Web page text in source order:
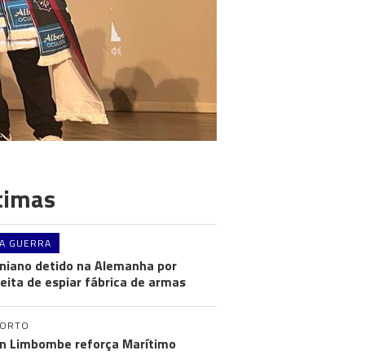
A GUERRA
detido na Alemanha por
de espiar fábrica de armas
Limbombe reforça Marítimo